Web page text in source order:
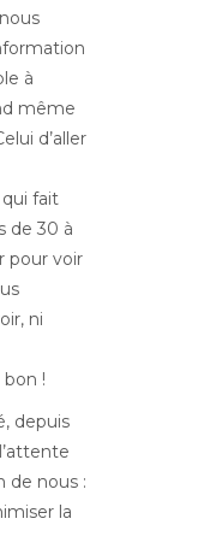
à
même
d’aller
fait
de 30 à
pour voir
ni
!
depuis
de nous :
la